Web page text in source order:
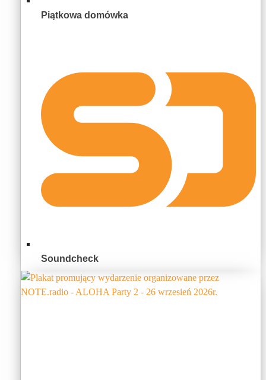
Piątkowa domówka
Soundcheck